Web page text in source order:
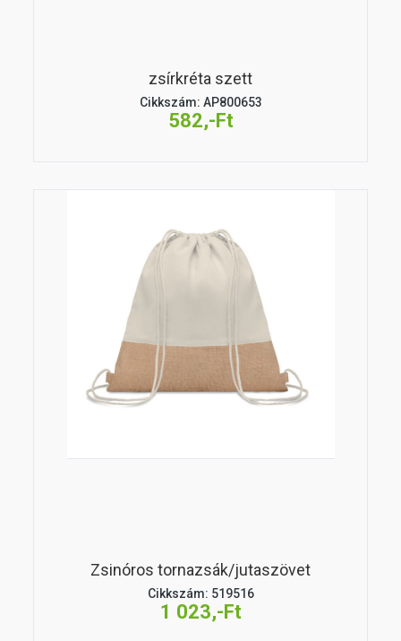
zsírkréta szett
Cikkszám: AP800653
582,-Ft
Zsinóros tornazsák/jutaszövet
Cikkszám: 519516
1 023,-Ft